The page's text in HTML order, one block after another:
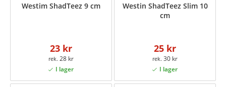
Westim ShadTeez 9 cm
23 kr
28 kr
Westin ShadTeez Slim 10
cm
25 kr
30 kr